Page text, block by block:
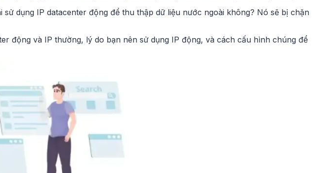
dụng IP datacenter động để thu thập dữ liệu nước ngoài không? Nó sẽ bị chặn
động và IP thường, lý do bạn nên sử dụng IP động, và cách cấu hình chúng để